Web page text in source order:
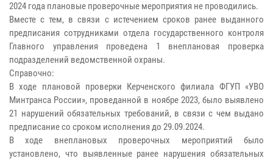
2024 года плановые проверочные мероприятия не проводились.
Вместе с тем, в связи с истечением сроков ранее выданного
предписания сотрудниками отдела государственного контроля
Главного управления проведена 1 внеплановая проверка
подразделений ведомственной охраны.
Справочно:
В ходе плановой проверки Керченского филиала ФГУП «УВО
Минтранса России», проведанной в ноябре 2023, было выявлено
21 нарушений обязательных требований, в связи с чем выдано
предписание со сроком исполнения до 29.09.2024.
В ходе внеплановых проверочных мероприятий было
установлено, что выявленные ранее нарушения обязательных